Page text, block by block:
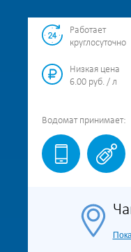
Работает
круглосуточно
Низкая цена
6.00 руб. / л
Водомат принимает: